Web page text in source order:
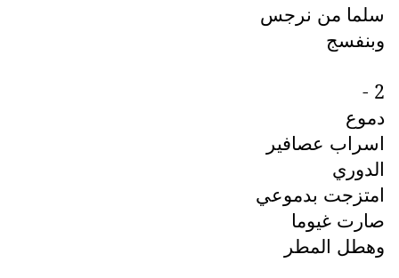
سلما من نرجس
وبنفسج
2 -
دموع
اسراب عصافير
الدوري
امتزجت بدموعي
صارت غيوما
وهطل المطر